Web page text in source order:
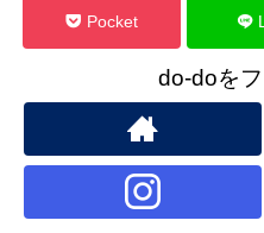
Pocket
do-doを